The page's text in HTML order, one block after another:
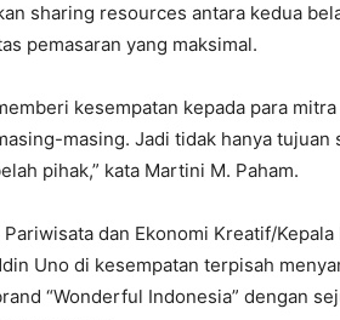
sharing resources antara kedua
pemasaran yang maksimal.
kesempatan kepada para
masing. Jadi tidak hanya tujuan
pihak,” kata Martini M. Paham.
dan Ekonomi Kreatif/
Uno di kesempatan terpisah
“Wonderful Indonesia” dengan